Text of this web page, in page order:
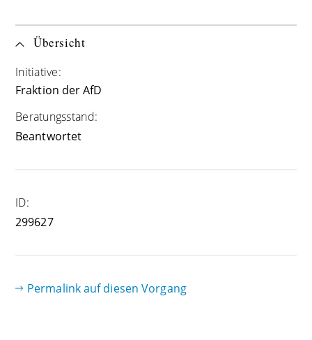
Übersicht
Initiative:
Fraktion der AfD
Beratungsstand:
Beantwortet
ID:
299627
Permalink auf diesen Vorgang